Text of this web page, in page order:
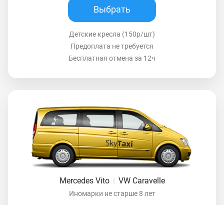
Выбрать
Детские кресла (150р/шт)
Предоплата не требуется
Бесплатная отмена за 12ч
Mercedes Vito VW Caravelle
Иномарки не старше 8 лет